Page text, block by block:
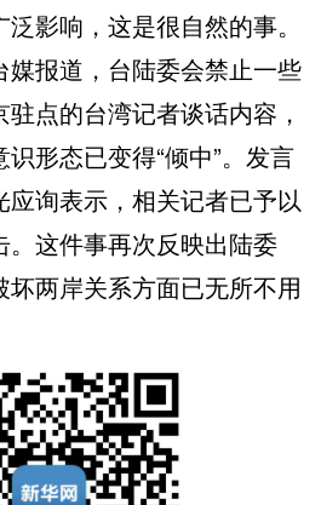
影响，这是很自然的事。
报道，台陆委会禁止一些
点的台湾记者谈话内容，
形态已变得“倾中”。发言
应询表示，相关记者已予以
这件事再次反映出陆委
两岸关系方面已无所不用